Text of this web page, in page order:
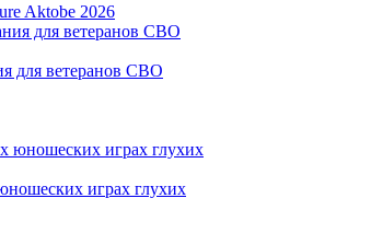
Aktobe 2026
для ветеранов СВО
играх глухих